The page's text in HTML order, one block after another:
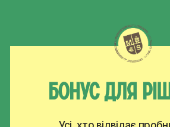
Отримай доступ до навчання та
необхідну інформацію в нашому
одразу після реєстрації.